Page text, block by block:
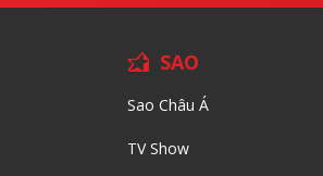
SAO
Sao Châu Á
TV Show